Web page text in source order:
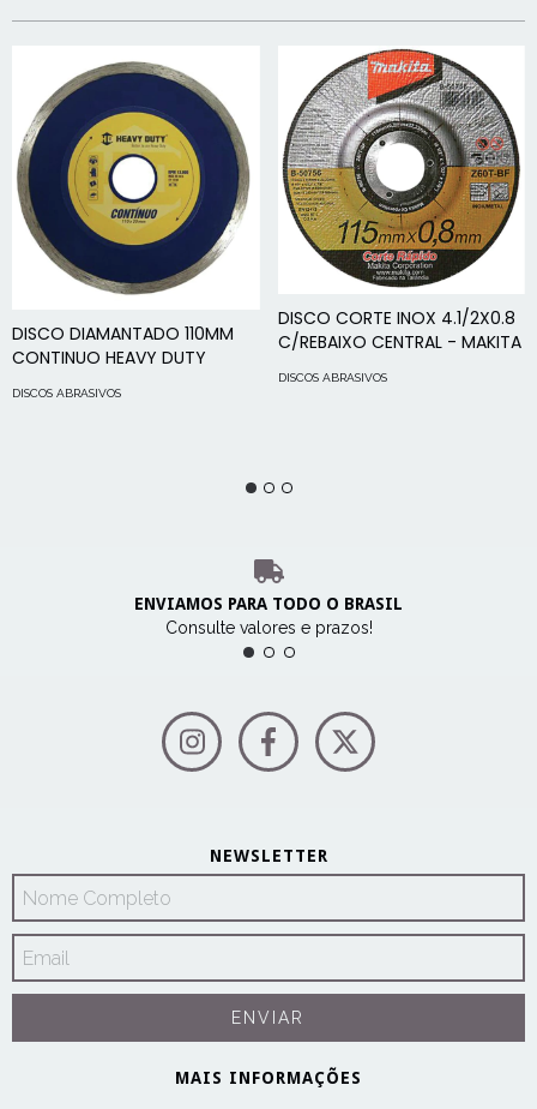
DISCO DIAMANTADO 110MM
CONTINUO HEAVY DUTY
DISCOS ABRASIVOS
DISCO CORTE INOX 4.1/2X0.8
C/REBAIXO CENTRAL - MAKITA
DISCOS ABRASIVOS
ENVIAMOS PARA TODO O BRASIL
Consulte valores e prazos!
NEWSLETTER
MAIS INFORMAÇÕES